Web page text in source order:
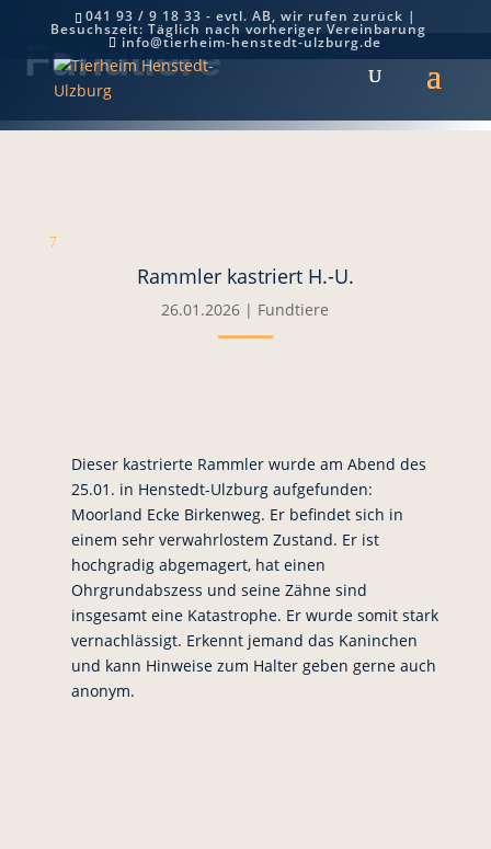
041 93 / 9 18 33 - evtl. AB, wir rufen zurück |
Besuchszeit: Täglich nach vorheriger Vereinbarung
info@tierheim-henstedt-ulzburg.de
Fundtiere
7
Rammler kastriert H.-U.
26.01.2026 | Fundtiere
Dieser kastrierte Rammler wurde am Abend des
25.01. in Henstedt-Ulzburg aufgefunden:
Moorland Ecke Birkenweg. Er befindet sich in
einem sehr verwahrlostem Zustand. Er ist
hochgradig abgemagert, hat einen
Ohrgrundabszess und seine Zähne sind
insgesamt eine Katastrophe. Er wurde somit stark
vernachlässigt. Erkennt jemand das Kaninchen
und kann Hinweise zum Halter geben gerne auch
anonym.